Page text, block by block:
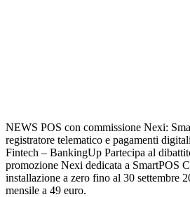
NEWS POS con commissione Nexi:
registratore telematico e pagamenti
Fintech – BankingUp Partecipa al
promozione Nexi dedicata a SmartPOS
installazione a zero fino al 30 settembre
mensile a 49 euro.